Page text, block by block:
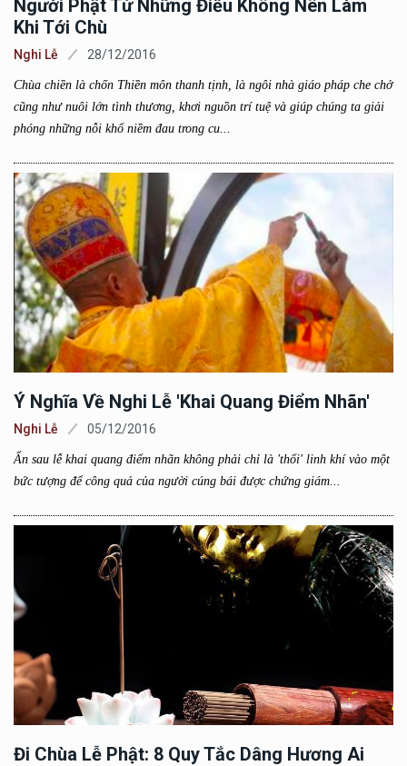
Người Phật Tử Những Điều Không Nên Làm
Khi Tới Chù
Nghi Lễ 28/12/2016
Chùa chiền là chốn Thiền môn thanh tịnh, là ngôi nhà giáo pháp che chở
cũng như nuôi lớn tình thương, khơi nguồn trí tuệ và giúp chúng ta giải
phóng những nỗi khổ niềm đau trong cu...
Ý Nghĩa Về Nghi Lễ 'khai Quang Điểm Nhãn'
Nghi Lễ 05/12/2016
Ẩn sau lễ khai quang điểm nhãn không phải chỉ là 'thổi' linh khí vào một
bức tượng để công quả của người cúng bái được chứng giám...
Đi Chùa Lễ Phật: 8 Quy Tắc Dâng Hương Ai